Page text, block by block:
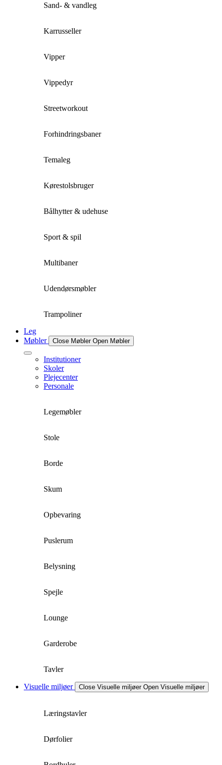
Sand- & vandleg
Karrusseller
Vipper
Vippedyr
Streetworkout
Forhindringsbaner
Temaleg
Kørestolsbruger
Bålhytter & udehuse
Sport & spil
Multibaner
Udendørsmøbler
Trampoliner
Leg
Møbler
Close Møbler Open Møbler
Institutioner
Skoler
Plejecenter
Personale
Legemøbler
Stole
Borde
Skum
Opbevaring
Puslerum
Belysning
Spejle
Lounge
Garderobe
Tavler
Visuelle miljøer Close Visuelle miljøer Open Visuelle miljøer
Læringstavler
Dørfolier